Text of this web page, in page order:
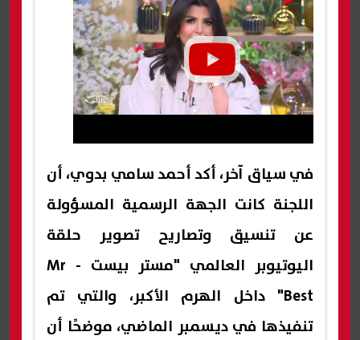
في سياق آخر، أكد أحمد سامي بدوي، أن
اللجنة كانت الجهة الرسمية المسؤولة
عن تنسيق وتصاريح تصوير حلقة
اليوتيوبر العالمي "مستر بيست - Mr
Best" داخل الهرم الأكبر، والتي تم
تنفيذها في ديسمبر الماضي، موضحًا أن